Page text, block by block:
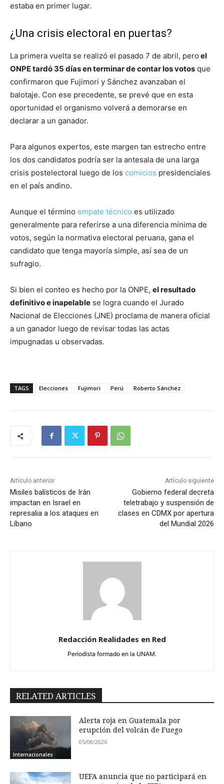
estaba en primer lugar.
¿Una crisis electoral en puertas?
La primera vuelta se realizó el pasado 7 de abril, pero el
ONPE tardó 35 días en terminar de contar los votos que
confirmaron que Fujimori y Sánchez avanzaban el
balotaje. Con ese precedente, se prevé que en esta
oportunidad el organismo volverá a demorarse en
declarar a un ganador.
Para algunos expertos, este margen tan estrecho entre
los dos candidatos podría ser la antesala de una larga
crisis postelectoral luego de los comicios presidenciales
en el país andino.
Aunque el término empate técnico es utilizado
generalmente para referirse a una diferencia mínima de
votos, según la normativa electoral peruana, gana el
candidato que tenga mayoría simple, así sea de un
sufragio.
Si bien el conteo es hecho por la ONPE, el resultado
definitivo e inapelable se logra cuando el Jurado
Nacional de Elecciones (JNE) proclama de manera oficial
a un ganador luego de revisar todas las actas
impugnadas u observadas.
TAGS Elecciones Fujimori Perú Roberto Sánchez
Artículo anterior
Misiles balísticos de Irán
impactan en Israel en
represalia a los ataques en
Líbano
Artículo siguiente
Gobierno federal decreta
teletrabajo y suspensión de
clases en CDMX por apertura
del Mundial 2026
Redacción Realidades en Red
Periodista formado en la UNAM.
RELATED ARTICLES
Internacionales
Alerta roja en Guatemala por
erupción del volcán de Fuego
05/08/2026
UEFA anuncia que no participará en